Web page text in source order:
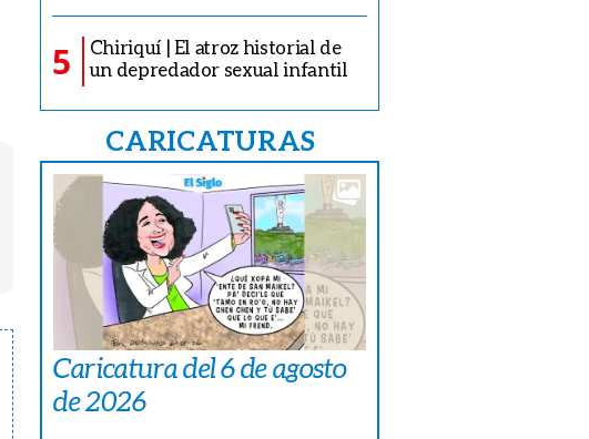
5
Chiriquí | El atroz historial de
un depredador sexual infantil
CARICATURAS
Caricatura del 6 de agosto
de 2026